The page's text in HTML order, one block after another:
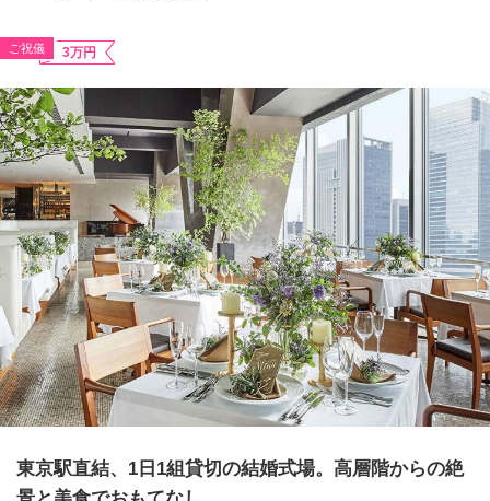
ご祝儀 3万円
東京駅直結、1日1組貸切の結婚式場。高層階からの絶